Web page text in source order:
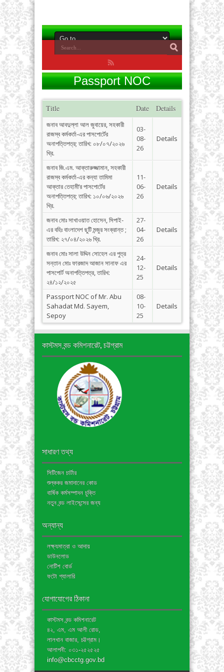
Passport NOC
Title Date Details
জনাব আবদুল্লা আল জুবায়ের, সহকারী
রাজস্ব কর্মকর্তা-এর পাসপোর্টের
অনাপত্তিপত্র; তারিখ: ০৮/০৭/২০২৬
খ্রি.
03-
08-
26
Details
জনাব জি.এম. আক্তারুজ্জামান, সহকারী
রাজস্ব কর্মকর্তা-এর কন্যা তামিমা
আক্তার তেহামী’র পাসপোর্টের
অনাপত্তিপত্র; তারিখ: ১০/০৬/২০২৬
খ্রি.
11-
06-
26
Details
জনাব মোঃ সাখাওয়াত হোসেন, সিপাই-
এর বহিঃ বাংলাদেশ ছুটি মন্জুর সংক্রান্ত ;
তারিখ: ২৭/০৪/২০২৬ খ্রি.
27-
04-
26
Details
জনাব মোঃ সালা উদ্দিন সোহেল এর পুত্র
সন্তান মোঃ ফারজাদ আজান সানাফ এর
পাসপোর্ট অনাপত্তিপত্র, তারিখ:
২৪/১২/২০২৫
24-
12-
25
Details
Passport NOC of Mr. Abu
Sahadat Md. Sayem,
Sepoy
08-
10-
25
Details
কাস্টমস বন্ড কমিশনারেট, চট্টগ্রাম
সাধারণ তথ্য
সিটিজেন চার্টার
শুল্ককর জমাদানের কোড
বার্ষিক কর্মসম্পাদন চুক্তি
নতুন বন্ড লাইসেন্সের জন্য
অন্যান্য
লক্ষ্যমাত্রা ও আদায়
ডাউনলোড
নোটিশ বোর্ড
ফটো গ্যালারি
যোগাযোগের ঠিকানা
কাস্টমস বন্ড কমিশনারেট
৪২, এম, এম আলী রোড,
লালখান বাজার, চট্টগ্রাম।
আলাপনী: ০৩১-২৫২৫২৫
info@cbcctg.gov.bd